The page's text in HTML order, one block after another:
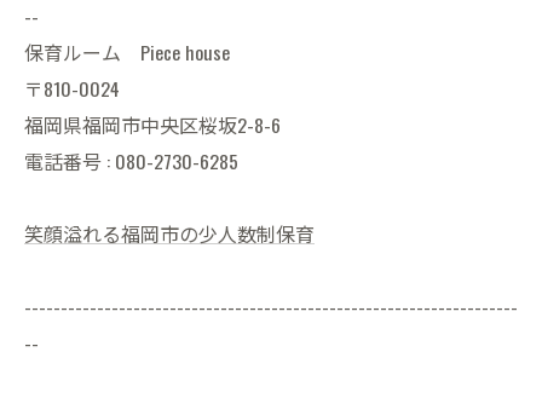
--
保育ルーム Piece house
〒810-0024
福岡県福岡市中央区桜坂2-8-6
電話番号 : 080-2730-6285
笑顔溢れる福岡市の少人数制保育
--------------------------------------------------------------------
--